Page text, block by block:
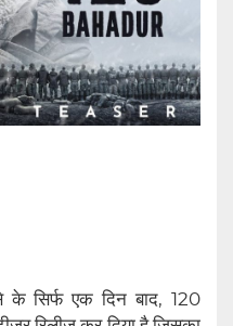
सिर्फ एक दिन बाद, 120